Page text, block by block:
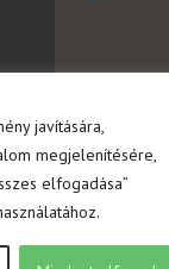
javítására,
megjelenítésére,
elfogadása”
©